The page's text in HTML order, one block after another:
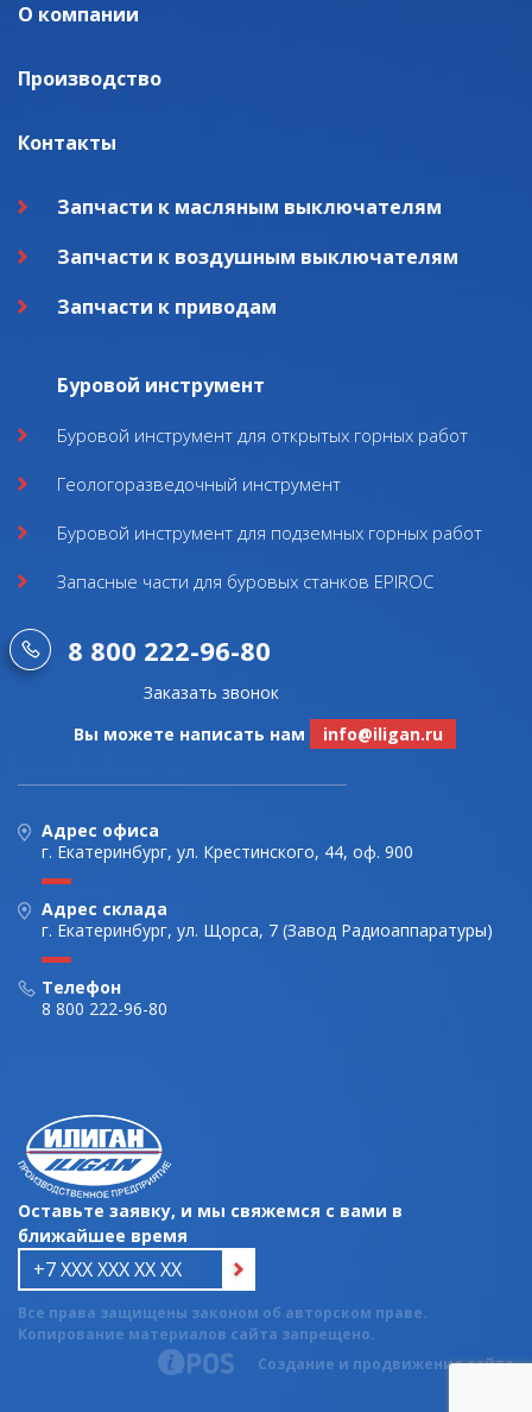
О компании
Производство
Контакты
Запчасти к масляным выключателям
Запчасти к воздушным выключателям
Запчасти к приводам
Буровой инструмент
Буровой инструмент для открытых горных работ
Геологоразведочный инструмент
Буровой инструмент для подземных горных работ
Запасные части для буровых станков EPIROC
8 800 222-96-80
Заказать звонок
Вы можете написать нам
info@iligan.ru
Адрес офиса
г. Екатеринбург, ул. Крестинского, 44, оф. 900
Адрес склада
г. Екатеринбург, ул. Щорса, 7 (Завод Радиоаппаратуры)
Телефон
8 800 222-96-80
Оставьте заявку, и мы свяжемся с вами в
ближайшее время
Все права защищены законом об авторском праве.
Копирование материалов сайта запрещено.
Создание и продвижение сайта